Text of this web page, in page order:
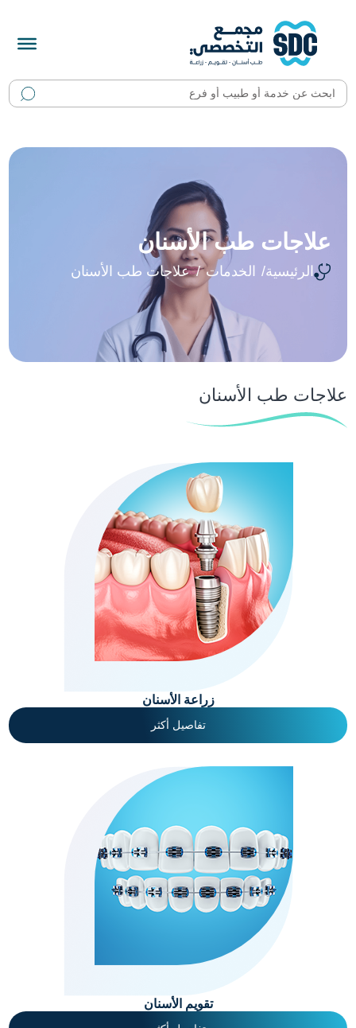
علاجات طب الأسنان
الرئيسية الخدمات علاجات طب الأسنان
علاجات طب الأسنان
زراعة الأسنان
تفاصيل أكثر
تقويم الأسنان